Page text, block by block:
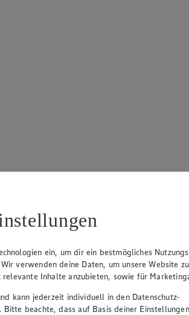
ein, um dir ein bestmögliches
verwenden deine Daten, um unsere Website zu
Inhalte anzubieten, sowie für
kann jederzeit individuell in den Datenschutz-
Bitte beachte, dass auf Basis deiner